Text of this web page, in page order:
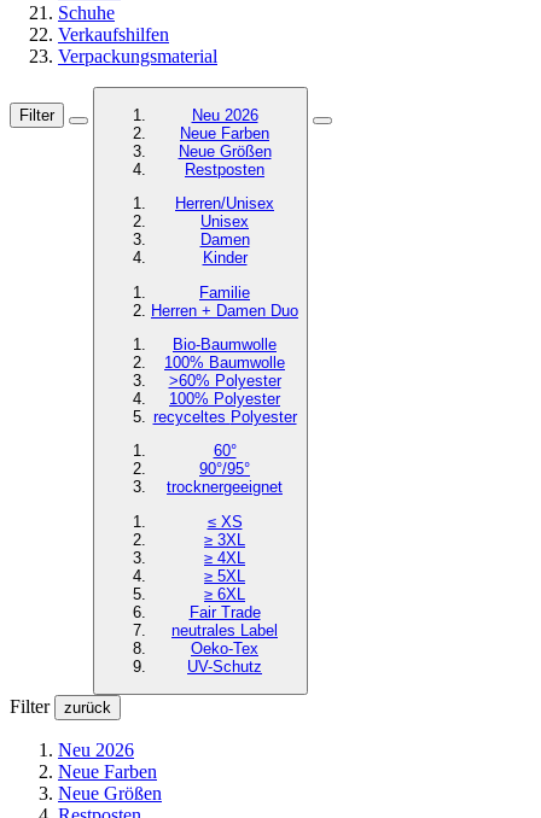
Schuhe
Verkaufshilfen
Verpackungsmaterial
Filter
Neu 2026
Neue Farben
Neue Größen
Restposten
Herren/Unisex
Unisex
Damen
Kinder
Familie
Herren + Damen Duo
Bio-Baumwolle
100% Baumwolle
>60% Polyester
100% Polyester
recyceltes Polyester
60°
90°/95°
trocknergeeignet
≤ XS
≥ 3XL
≥ 4XL
≥ 5XL
≥ 6XL
Fair Trade
neutrales Label
Oeko-Tex
UV-Schutz
Filter zurück
Neu 2026
Neue Farben
Neue Größen